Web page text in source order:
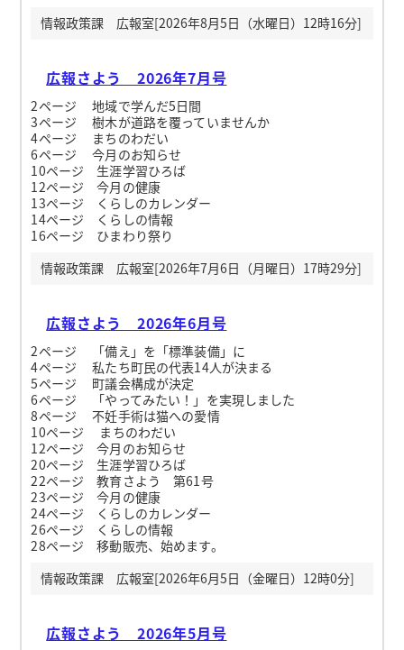
情報政策課 広報室[2026年8月5日（水曜日）12時16分]
広報さよう 2026年7月号
2ページ 地域で学んだ5日間
3ページ 樹木が道路を覆っていませんか
4ページ まちのわだい
6ページ 今月のお知らせ
10ページ 生涯学習ひろば
12ページ 今月の健康
13ページ くらしのカレンダー
14ページ くらしの情報
16ページ ひまわり祭り
情報政策課 広報室[2026年7月6日（月曜日）17時29分]
広報さよう 2026年6月号
2ページ 「備え」を「標準装備」に
4ページ 私たち町民の代表14人が決まる
5ページ 町議会構成が決定
6ページ 「やってみたい！」を実現しました
8ページ 不妊手術は猫への愛情
10ページ まちのわだい
12ページ 今月のお知らせ
20ページ 生涯学習ひろば
22ページ 教育さよう 第61号
23ページ 今月の健康
24ページ くらしのカレンダー
26ページ くらしの情報
28ページ 移動販売、始めます。
情報政策課 広報室[2026年6月5日（金曜日）12時0分]
広報さよう 2026年5月号